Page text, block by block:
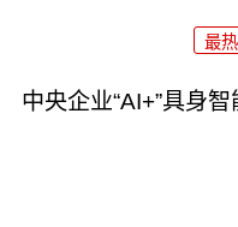
最热
中央企业“AI+”具身